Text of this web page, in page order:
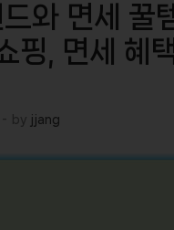
와 면세 꿀
핑, 면세 혜
- by jjang